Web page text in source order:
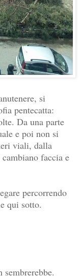
si
pentecatta:
Da una parte
e poi non si
viali, dalla
faccia e
percorrendo
qui sotto.